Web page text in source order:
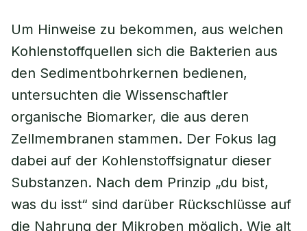
Um Hinweise zu bekommen, aus welchen
Kohlenstoffquellen sich die Bakterien aus
den Sedimentbohrkernen bedienen,
untersuchten die Wissenschaftler
organische Biomarker, die aus deren
Zellmembranen stammen. Der Fokus lag
dabei auf der Kohlenstoffsignatur dieser
Substanzen. Nach dem Prinzip „du bist,
was du isst“ sind darüber Rückschlüsse auf
die Nahrung der Mikroben möglich. Wie alt